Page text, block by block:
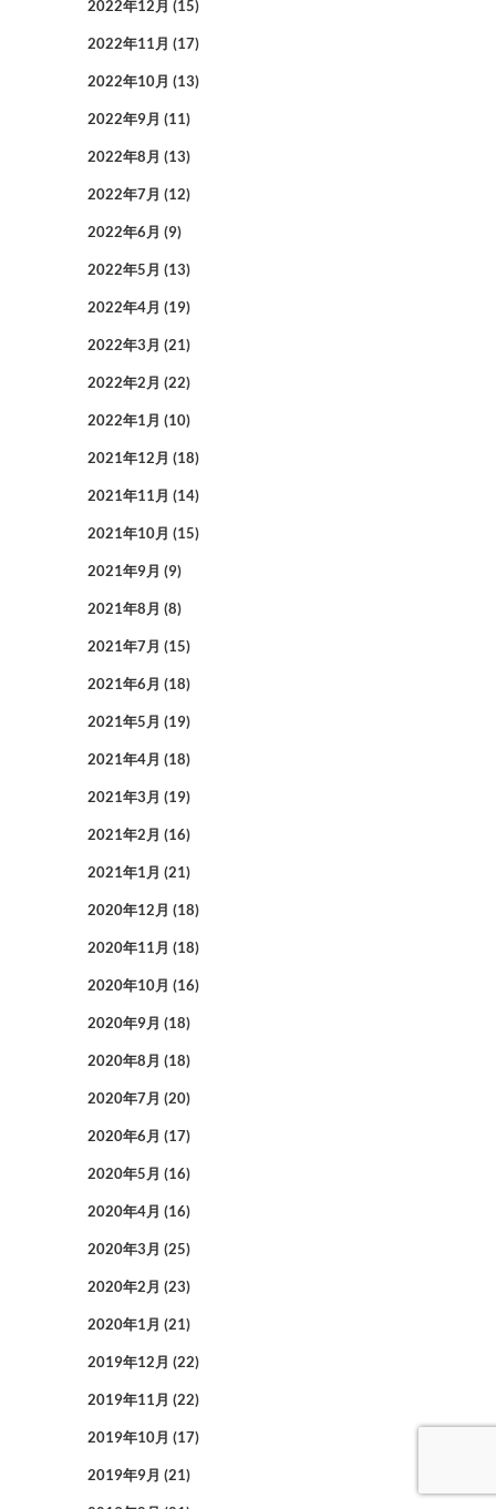
2022年12月 (15)
2022年11月 (17)
2022年10月 (13)
2022年9月 (11)
2022年8月 (13)
2022年7月 (12)
2022年6月 (9)
2022年5月 (13)
2022年4月 (19)
2022年3月 (21)
2022年2月 (22)
2022年1月 (10)
2021年12月 (18)
2021年11月 (14)
2021年10月 (15)
2021年9月 (9)
2021年8月 (8)
2021年7月 (15)
2021年6月 (18)
2021年5月 (19)
2021年4月 (18)
2021年3月 (19)
2021年2月 (16)
2021年1月 (21)
2020年12月 (18)
2020年11月 (18)
2020年10月 (16)
2020年9月 (18)
2020年8月 (18)
2020年7月 (20)
2020年6月 (17)
2020年5月 (16)
2020年4月 (16)
2020年3月 (25)
2020年2月 (23)
2020年1月 (21)
2019年12月 (22)
2019年11月 (22)
2019年10月 (17)
2019年9月 (21)